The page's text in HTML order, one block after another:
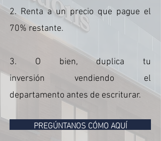
2. Renta a un precio que pague el
70% restante.
3. O bien, duplica tu
inversión vendiendo el
departamento antes de escriturar.
PREGÚNTANOS CÓMO AQUÍ